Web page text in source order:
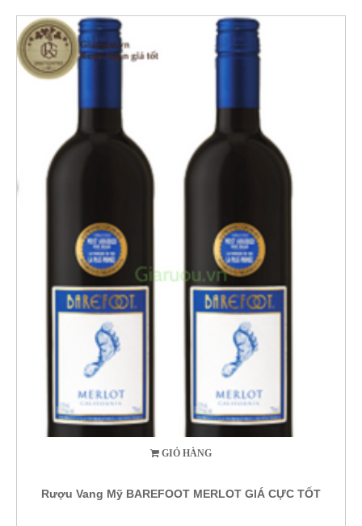
GIỎ HÀNG
Rượu Vang Mỹ BAREFOOT MERLOT GIÁ CỰC TỐT